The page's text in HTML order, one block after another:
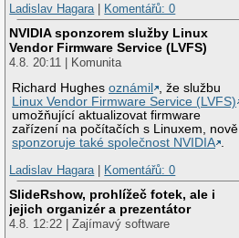
Ladislav Hagara| Komentářů: 0
NVIDIA sponzorem služby Linux
Vendor Firmware Service (LVFS)
4.8. 20:11 | Komunita
Richard Hughesoznámil
, že službu
Linux Vendor Firmware Service (LVFS)
umožňující aktualizovat firmware
zařízení na počítačích s Linuxem, nově
sponzoruje také společnost NVIDIA .
Ladislav Hagara| Komentářů: 0
SlideRshow, prohlížeč fotek, ale i
jejich organizér a prezentátor
4.8. 12:22 | Zajímavý software